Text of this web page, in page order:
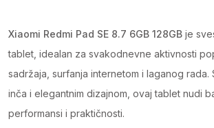
Xiaomi Redmi Pad SE 8.7 6GB 128GB je
tablet, idealan za svakodnevne aktivnosti
sadržaja, surfanja internetom i laganog rada.
inča i elegantnim dizajnom, ovaj tablet nudi
performansi i praktičnosti.